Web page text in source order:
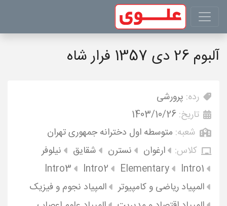
آلبوم 26 دی 1357 فرار شاه
رده: پرورشی
تاریخ: 1403/10/26
شعبه: متوسطه اول دخترانه جمهوری تهران
کلاس:
ارغوان نسترن شقایق
نیلوفر
Intro1
Elementary
Intro2
Intro3
المپیاد ریاضی و کامپیوتر
المپیاد نجوم و فیزیک